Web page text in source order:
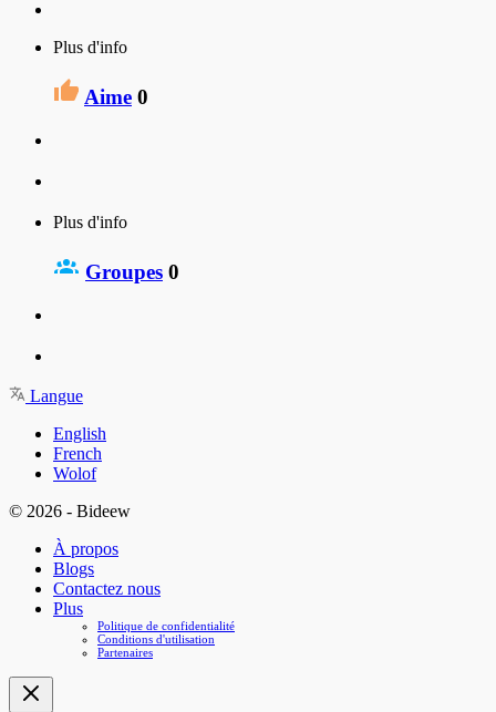
Plus d'info
Aime 0
Plus d'info
Groupes 0
Langue
English
French
Wolof
© 2026 - Bideew
À propos
Blogs
Contactez nous
Plus
Politique de confidentialité
Conditions d'utilisation
Partenaires